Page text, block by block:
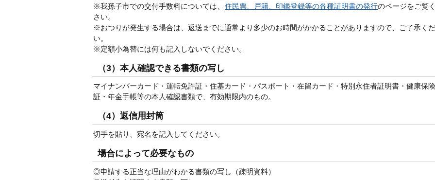
※我孫子市での交付手数料については、 住民票、戸籍、印鑑登録等の各種証明書の発行のページをご覧
さい。
※おつりが発生する場合は、返送までに通常より多少のお時間がかかることがありますので、ご了承く
い。
※定額小為替には何も記入しないでください。
（3）本人確認できる書類の写し
マイナンバーカード・運転免許証・住基カード・パスポート・在留カード・特別永住者証明書・健康保険
証・年金手帳等の本人確認書類で、有効期限内のもの。
（4）返信用封筒
切手を貼り、宛名を記入してください。
場合によって必要なもの
◎申請する正当な理由がわかる書類の写し（疎明資料）